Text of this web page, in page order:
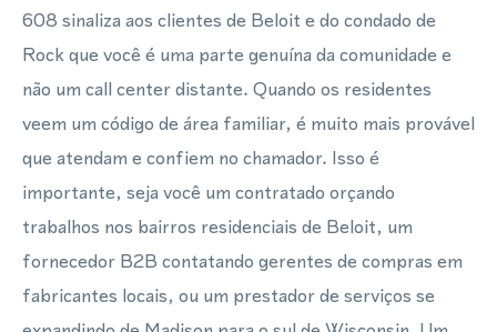
608 sinaliza aos clientes de Beloit e do condado de
Rock que você é uma parte genuína da comunidade e
não um call center distante. Quando os residentes
veem um código de área familiar, é muito mais provável
que atendam e confiem no chamador. Isso é
importante, seja você um contratado orçando
trabalhos nos bairros residenciais de Beloit, um
fornecedor B2B contatando gerentes de compras em
fabricantes locais, ou um prestador de serviços se